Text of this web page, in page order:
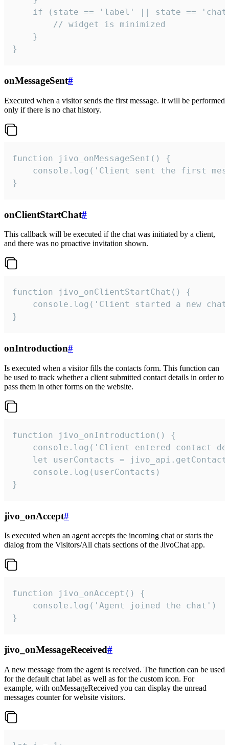
if (state == 'label' || state ==
        // widget is minimized
    }
}
onMessageSent#
Executed when a visitor sends the first message. It will be performed
only if there is no chat history.
function jivo_onMessageSent() {
console.log('Client sent the first
}
onClientStartChat#
This callback will be executed if the chat was initiated by a client,
and there was no proactive invitation shown.
function jivo_onClientStartChat() {
console.log('Client started a new
}
onIntroduction#
Is executed when a visitor fills the contacts form. This function can
be used to track whether a client submitted contact details in order to
pass them in other forms on the website.
function jivo_onIntroduction() {
console.log('Client entered contact
let userContacts =
    console.log(userContacts)
}
jivo_onAccept#
Is executed when an agent accepts the incoming chat or starts the
dialog from the Visitors/All chats sections of the JivoChat app.
function jivo_onAccept() {
}
jivo_onMessageReceived#
A new message from the agent is received. The function can be used
for the default chat label as well as for the custom icon. For
example, with onMessageReceived you can display the unread
messages counter for website visitors.